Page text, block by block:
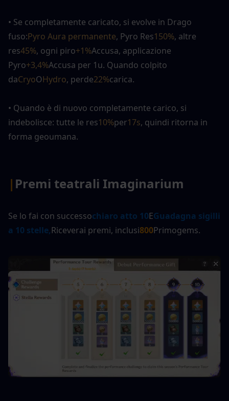
• Se completamente caricato, si evolve in Drago
fuso:Pyro Aura permanente, Pyro Res150%, altre
res45%, ogni piro+1%Accusa, applicazione
Pyro+3,4%Accusa per 1u. Quando colpito
daCryoOHydro, perde22%carica.
• Quando è di nuovo completamente carico, si
indebolisce: tutte le res10%per17s, quindi ritorna in
forma geoumana.
| Premi teatrali Imaginarium
Se lo fai con successochiaro atto 10EGuadagna sigilli
a 10 stelle,Riceverai premi, inclusi800Primogems.